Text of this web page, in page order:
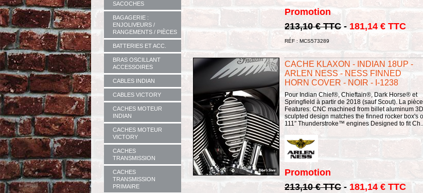
SACOCHES
BAGAGERIE :
ENJOLIVEURS /
RANGEMENTS / PIÈCES
BATTERIES ET ACC.
BRAS OSCILLANT
ACCESSOIRES
CABLES INDIAN
CABLES VICTORY
CACHES MOTEUR
INDIAN
CACHES MOTEUR
VICTORY
CACHES
TRANSMISSION
CACHES
TRANSMISSION
PRIMAIRE
Promotion
213,10 € TTC - 181,14 € TTC
RÉF : MCS573289
CACHE KLAXON - INDIAN 18UP -
ARLEN NESS - NESS FINNED
HORN COVER - NOIR - I-1238
Pour Indian Chief®, Chieftain®, Dark Horse® et
Springfield à partir de 2018 (sauf Scout). La pièce
Features: CNC machined from billet aluminum 3D
sculpted design matches the finned rocker box's
111″ Thunderstroke™ engines Designed to fit Ch...
Promotion
213,10 € TTC - 181,14 € TTC